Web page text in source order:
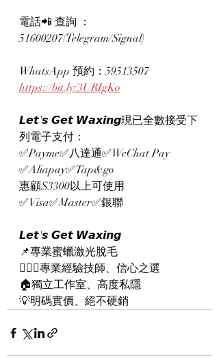
電話📲 查詢 ：
51600207(Telegram/Signal)
WhatsApp 預約：59513507
https://bit.ly/3URIgKo
𝙇𝙚𝙩'𝙨 𝙂𝙚𝙩 𝙒𝙖𝙭𝙞𝙣𝙜現已全數接受下
列電子支付：
✅Payme✅八達通✅WeChat Pay
✅Aliapay✅Tap&go
惠顧$3300以上可使用
✅Visa✅Master✅銀聯
𝙇𝙚𝙩'𝙨 𝙂𝙚𝙩 𝙒𝙖𝙭𝙞𝙣𝙜
📌專業蜜蠟激光脫毛
👨🏻‍⚕️專業經驗技師、信心之選
🏠獨立工作室、高度私隱
💡明碼實價、絕不硬銷